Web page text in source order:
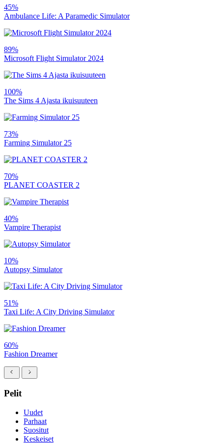
45%
Ambulance Life: A Paramedic Simulator
89%
Microsoft Flight Simulator 2024
100%
The Sims 4 Ajasta ikuisuuteen
73%
Farming Simulator 25
70%
PLANET COASTER 2
40%
Vampire Therapist
10%
Autopsy Simulator
51%
Taxi Life: A City Driving Simulator
60%
Fashion Dreamer
Pelit
Uudet
Parhaat
Suositut
Keskeiset